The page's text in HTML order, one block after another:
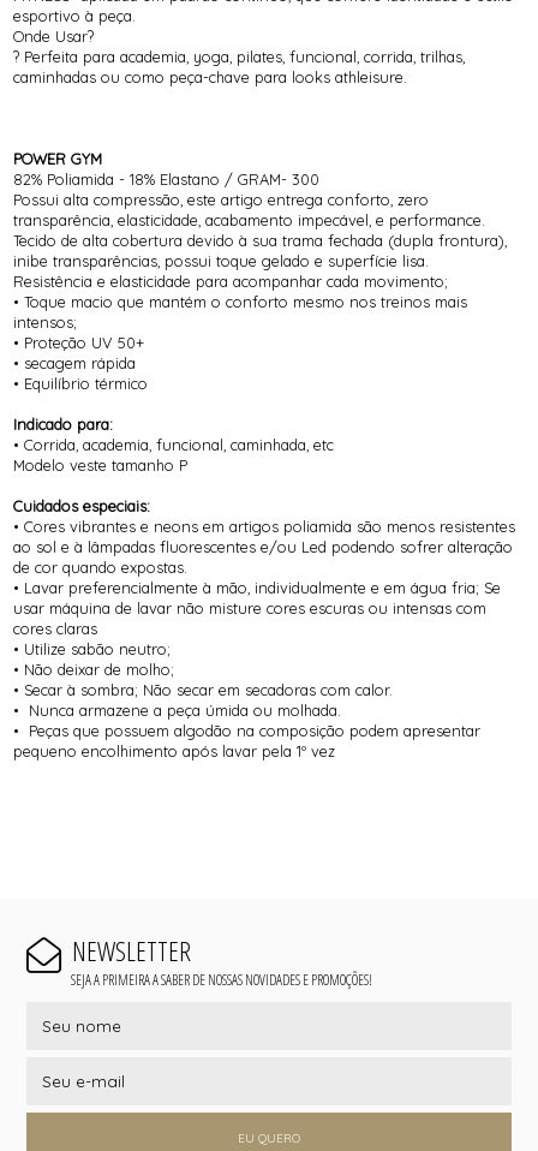
esportivo à peça.
Onde Usar?
? Perfeita para academia, yoga, pilates, funcional, corrida, trilhas,
caminhadas ou como peça-chave para looks athleisure.
POWER GYM
82% Poliamida - 18% Elastano / GRAM- 300
Possui alta compressão, este artigo entrega conforto, zero
transparência, elasticidade, acabamento impecável, e performance.
Tecido de alta cobertura devido à sua trama fechada (dupla frontura),
inibe transparências, possui toque gelado e superfície lisa.
Resistência e elasticidade para acompanhar cada movimento;
• Toque macio que mantém o conforto mesmo nos treinos mais
intensos;
• Proteção UV 50+
• secagem rápida
• Equilíbrio térmico
Indicado para:
• Corrida, academia, funcional, caminhada, etc
Modelo veste tamanho P
Cuidados especiais:
• Cores vibrantes e neons em artigos poliamida são menos resistentes
ao sol e à lâmpadas fluorescentes e/ou Led podendo sofrer alteração
de cor quando expostas.
• Lavar preferencialmente à mão, individualmente e em água fria; Se
usar máquina de lavar não misture cores escuras ou intensas com
cores claras
• Utilize sabão neutro;
• Não deixar de molho;
• Secar à sombra; Não secar em secadoras com calor.
• Nunca armazene a peça úmida ou molhada.
• Peças que possuem algodão na composição podem apresentar
pequeno encolhimento após lavar pela 1º vez
NEWSLETTER
SEJA A PRIMEIRA A SABER DE NOSSAS NOVIDADES E PROMOÇÕES!
EU QUERO